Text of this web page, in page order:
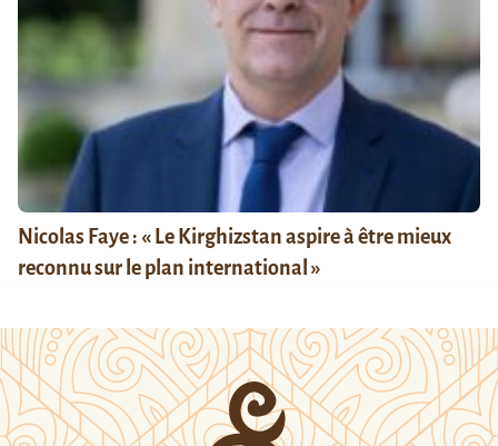
Nicolas Faye : « Le Kirghizstan aspire à être mieux
reconnu sur le plan international »